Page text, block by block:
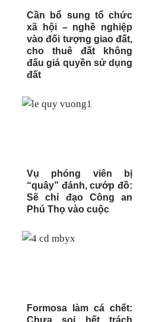
Cần bổ sung tổ chức
xã hội – nghề nghiệp
vào đối tượng giao đất,
cho thuê đất không
đấu giá quyền sử dụng
đất
Vụ phóng viên bị
“quây” đánh, cướp đồ:
Sẽ chỉ đạo Công an
Phú Thọ vào cuộc
Formosa làm cá chết:
Chưa soi hết trách